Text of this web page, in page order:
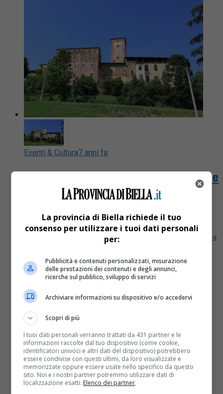
Eventi & Cultura7 anni fa
Aperture straordinarie, visite guidate e
molto altro in programma per questa
domenica
Castello di Massazza 19 maggio 2019 – Arte e Cultura
– Orario: dalle 10 alle 13 e dalle 14.30 alle 17.30
Massazza, Castello, via Casetti 1/S.S....
La provincia di Biella richiede il tuo
consenso per utilizzare i tuoi dati personali
per:
Pubblicità e contenuti personalizzati, misurazione
delle prestazioni dei contenuti e degli annunci,
ricerche sul pubblico, sviluppo di servizi
Archiviare informazioni su dispositivo e/o accedervi
Scopri di più
I tuoi dati personali verranno trattati da 431 partner e le
informazioni raccolte dal tuo dispositivo (come cookie,
identificatori univoci e altri dati del dispositivo) potrebbero
essere condivise con questi ultimi, da loro visualizzate e
memorizzate oppure essere usate nello specifico da questo
sito. Noi e i nostri partner potremmo utilizzare dati di
localizzazione esatti. Elenco dei partner.